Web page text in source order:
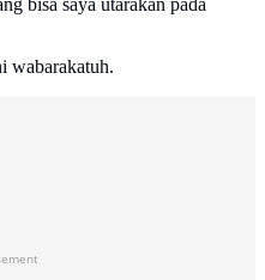
wabarakatuh.